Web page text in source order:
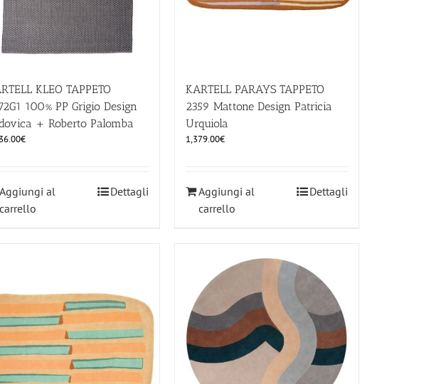
KLEO TAPPETO
100% PP Grigio Design
+ Roberto Palomba
€
Aggiungi al
carrello
Dettagli
KARTELL PARAYS TAPPETO
2359 Mattone Design Patricia
Urquiola
1,379.00€
Aggiungi al
carrello
Dettagli